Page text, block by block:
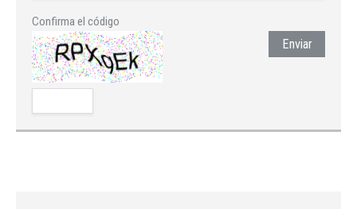
Confirma el código
Enviar